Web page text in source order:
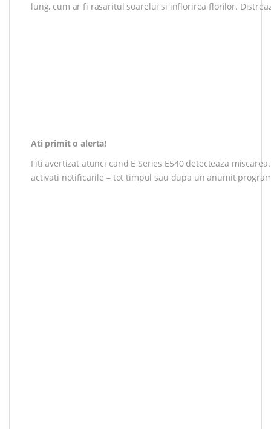
lung, cum ar fi rasaritul soarelui si inflorirea florilor.
Ati primit o alerta!
Fiti avertizat atunci cand E Series E540 detecteaza
activati notificarile – tot timpul sau dupa un anumit